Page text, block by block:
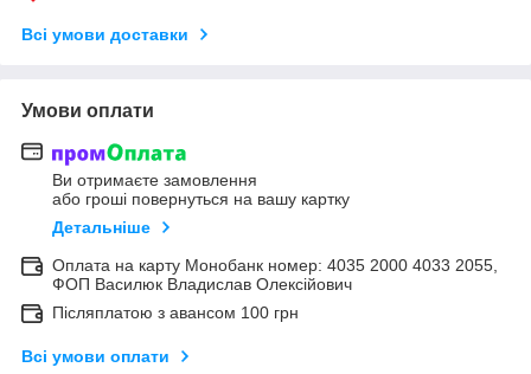
Всі умови доставки
Умови оплати
Ви отримаєте замовлення
або гроші повернуться на вашу картку
Детальніше
Оплата на карту Монобанк номер: 4035 2000 4033 2055,
ФОП Василюк Владислав Олексійович
Післяплатою з авансом 100 грн
Всі умови оплати